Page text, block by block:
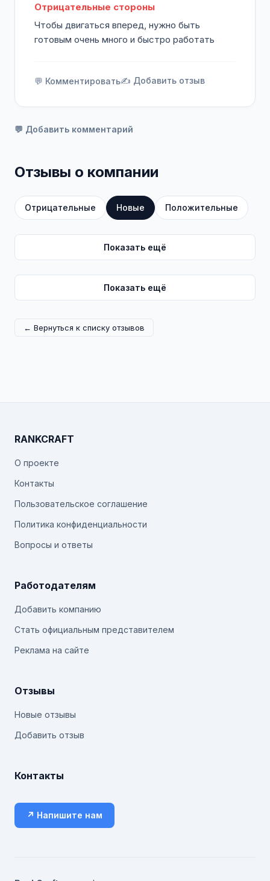
Отрицательные стороны
Чтобы двигаться вперед, нужно быть
готовым очень много и быстро работать
💬 Комментировать✍️ Добавить отзыв
💬 Добавить комментарий
Отзывы о компании
Отрицательные Новые Положительные
Показать ещё
Показать ещё
← Вернуться к списку отзывов
RANKCRAFT
О проекте
Контакты
Пользовательское соглашение
Политика конфиденциальности
Вопросы и ответы
Работодателям
Добавить компанию
Стать официальным представителем
Реклама на сайте
Отзывы
Новые отзывы
Добавить отзыв
Контакты
↗ Напишите нам